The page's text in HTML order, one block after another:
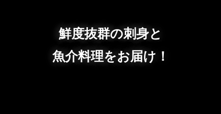
鮮度抜群の刺身と
魚介料理をお届け！